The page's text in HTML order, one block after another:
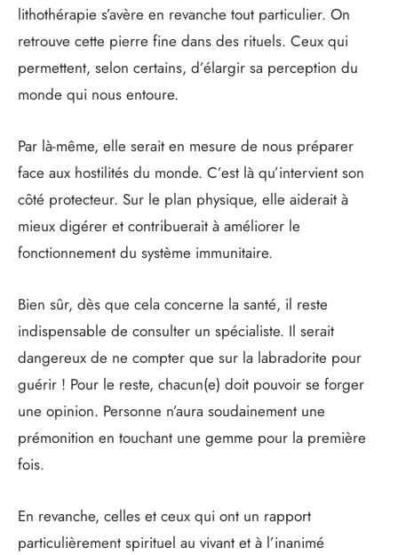
lithothérapie s’avère en revanche tout particulier. On
retrouve cette pierre fine dans des rituels. Ceux qui
permettent, selon certains, d’élargir sa perception du
monde qui nous entoure.
Par là-même, elle serait en mesure de nous préparer
face aux hostilités du monde. C’est là qu’intervient son
côté protecteur. Sur le plan physique, elle aiderait à
mieux digérer et contribuerait à améliorer le
fonctionnement du système immunitaire.
Bien sûr, dès que cela concerne la santé, il reste
indispensable de consulter un spécialiste. Il serait
dangereux de ne compter que sur la labradorite pour
guérir ! Pour le reste, chacun(e) doit pouvoir se forger
une opinion. Personne n’aura soudainement une
prémonition en touchant une gemme pour la première
fois.
En revanche, celles et ceux qui ont un rapport
particulièrement spirituel au vivant et à l’inanimé